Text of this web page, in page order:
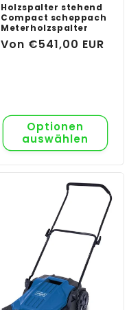
Holzspalter stehend
Compact scheppach
Meterholzspalter
Normaler
Von €541,00 EUR
Optionen
auswählen